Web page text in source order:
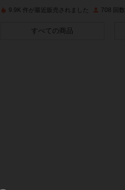
9.9K 件が最近販売されました 708 回
すべての商品